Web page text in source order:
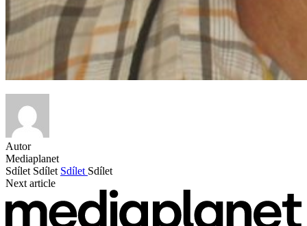
Autor
Mediaplanet
Sdílet Sdílet Sdílet Sdílet
Next article